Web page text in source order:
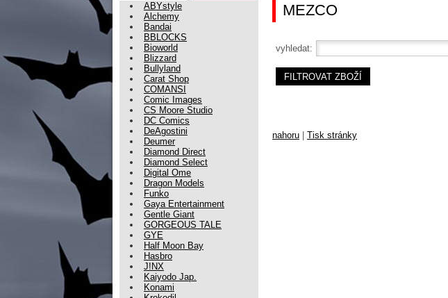
MEZCO
vyhledat:
nahoru | Tisk stránky
ABYstyle
Alchemy
Bandai
BBLOCKS
Bioworld
Blizzard
Bullyland
Carat Shop
COMANSI
Comic Images
CS Moore Studio
DC Comics
DeAgostini
Deumer
Diamond Direct
Diamond Select
Digital Ome
Dragon Models
Funko
Gaya Entertainment
Gentle Giant
GORGEOUS TALE
GYE
Half Moon Bay
Hasbro
J!NX
Kaiyodo Jap.
Konami